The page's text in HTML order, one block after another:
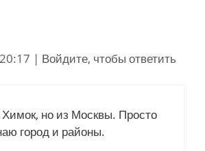
| Войдите, чтобы ответить
Химок, но из Москвы. Просто
город и районы.